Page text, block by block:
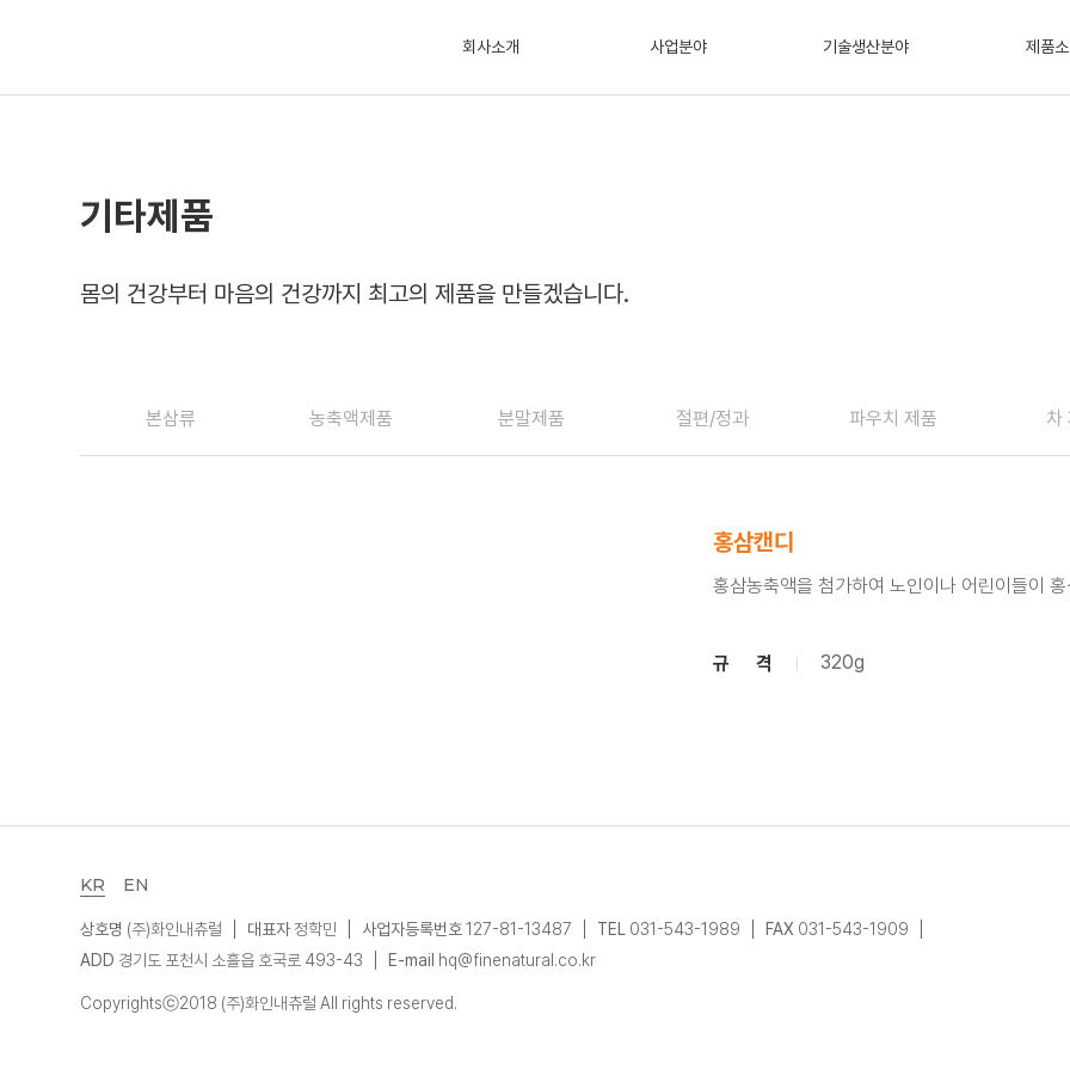
회사소개 사업분야 기술생산분야 제품소
기타제품
몸의 건강부터 마음의 건강까지 최고의 제품을 만들겠습니다.
본삼류 농축액제품 분말제품 절편/정과 파우치 제품 차
홍삼캔디
홍삼농축액을 첨가하여 노인이나 어린이들이
규 격 320g
KR EN
상호명 (주)화인내츄럴 대표자 정학민 사업자등록번호127-81-13487 TEL 031-543-1989 FAX 031-543-1909
ADD 경기도 포천시 소흘읍 호국로 493-43 E-mail hq@finenatural.co.kr
Copyrightsⓒ2018 (주)화인내츄럴 All rights reserved.